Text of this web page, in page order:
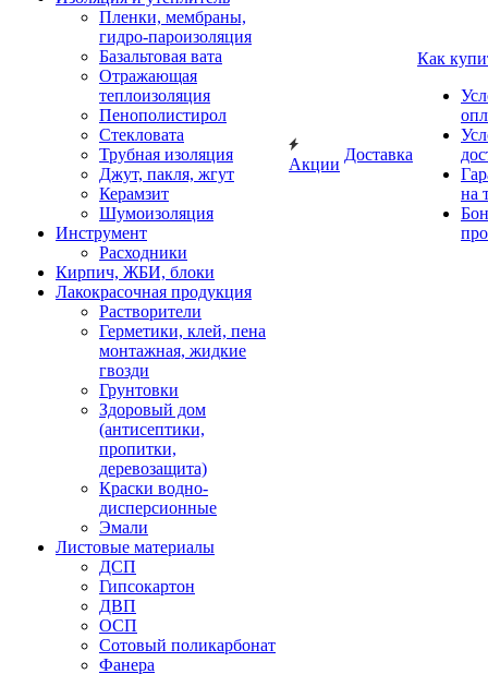
Пленки, мембраны,
гидро-пароизоляция
Базальтовая вата
Отражающая
теплоизоляция
Пенополистирол
Стекловата
Трубная изоляция
Джут, пакля, жгут
Керамзит
Шумоизоляция
Инструмент
Расходники
Кирпич, ЖБИ, блоки
Лакокрасочная продукция
Растворители
Герметики, клей, пена
монтажная, жидкие
гвозди
Грунтовки
Здоровый дом
(антисептики,
пропитки,
деревозащита)
Краски водно-
дисперсионные
Эмали
Листовые материалы
ДСП
Гипсокартон
ДВП
ОСП
Сотовый поликарбонат
Фанера
Акции
Доставка
Как
на